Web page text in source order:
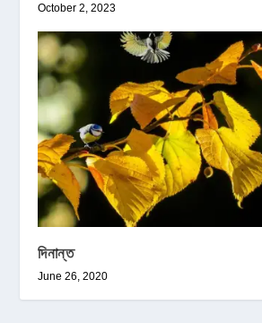
October 2, 2023
দিনান্ত
June 26, 2020